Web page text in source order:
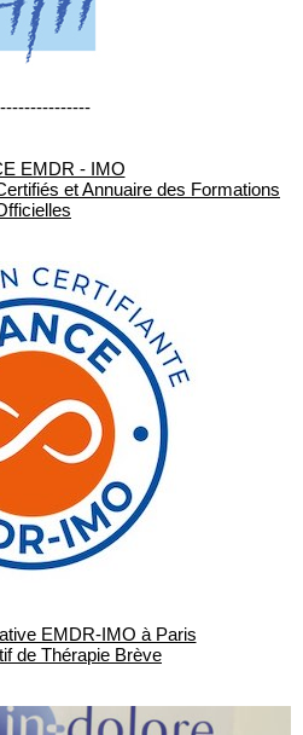
EMDR - IMO
et Annuaire des Formations
EMDR-IMO à Paris
de Thérapie Brève